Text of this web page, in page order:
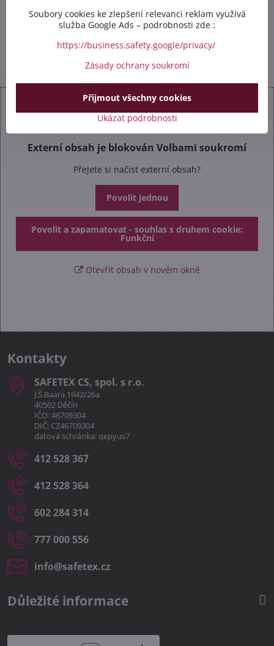
+420 602 284 314
Externí obsah je blokován Volbami soukromí
Přejete si načíst externí obsah?
Povolit jednou
Povolit a zapamatovat - souhlas s druhem cookie:
Funkční
Otevřít obsah v novém okně
Kontakty
SAFETEX CS, spol​. s r​.o​.
J.Š.Baara 1942/26a
40502 Děčín
IČO: 46709304
DIČ: CZ46709304
datová schránka: qepyus7
412 528 367
412 528 364
602 284 314
777 000 556
info​@safetex​.cz
Důležité informace
Soubory cookies ke zlepšení relevanci reklam využívá
služba Google Ads – podrobnosti zde :
https://business.safety.google/privacy/
Zásady ochrany soukromí
Ukázat podrobnosti
Přijmout všechny cookies